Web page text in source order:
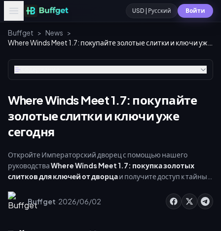
USD | Русский Войти
Buffget > News >
Where Winds Meet 1.7: покупайте
золотые слитки и ключи уже
сегодня
Откройте Императорский дворец с помощью нашего
руководстваWhere Winds Meet 1.7: покупка золотых
слитков для ключей от дворцаи получите доступ к тайным
добавляет масштабную зону Императорского дворца
площадью более 1 000 000 кв. метров и затерянную главу
Buffget·2026/06/02